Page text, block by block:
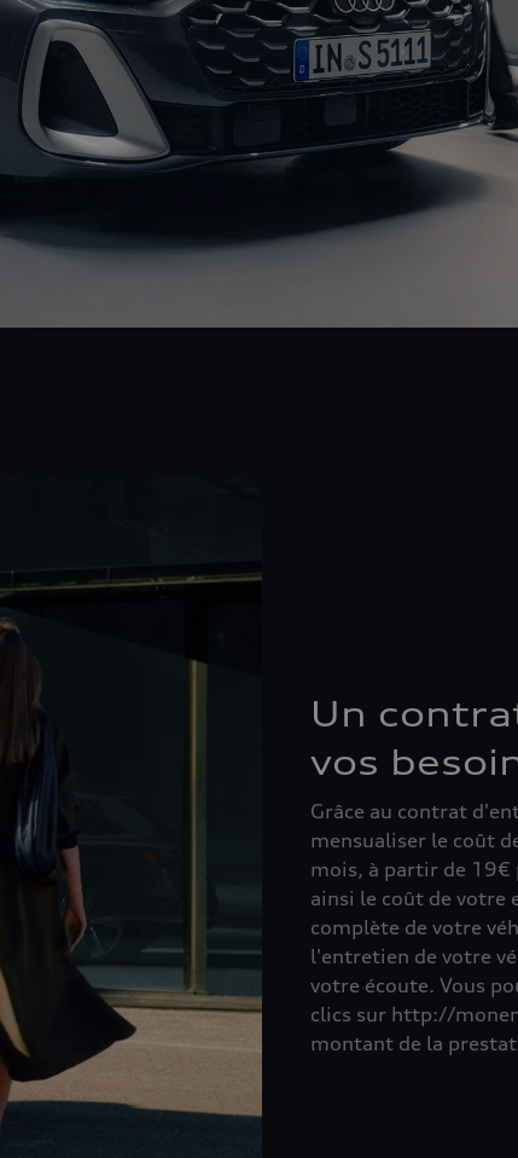
Un
vos
Grâce au contrat
mensualiser le coût
mois, à partir de 19€
ainsi le coût de votre
complète de votre
l'entretien de votre
votre écoute. Vous
clics sur http://
montant de la